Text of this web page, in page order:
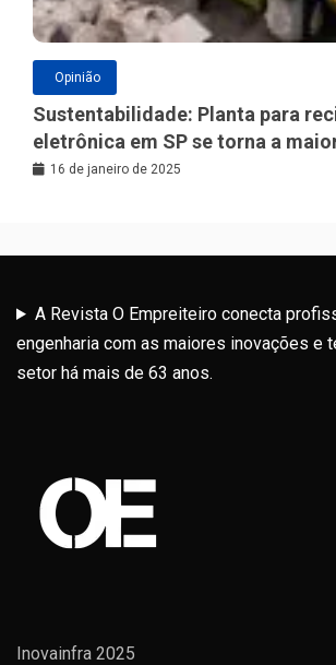
Opinião
Sustentabilidade: Planta para
eletrônica em SP se torna a
Latina
16 de janeiro de 2025
A Revista O Empreiteiro conecta
engenharia com as maiores inovações e
setor há mais de 63 anos.
Inovainfra 2025